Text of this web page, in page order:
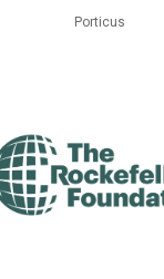
Porticus